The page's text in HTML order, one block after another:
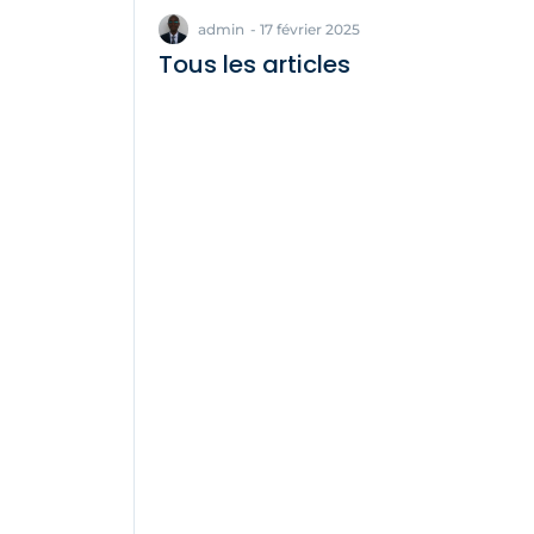
admin - 17 février 2025
Tous les articles